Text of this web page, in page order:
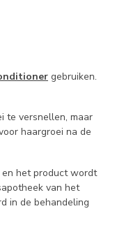
gebruiken.
te versnellen, maar
haargroei na de
en het product wordt
van het
in de behandeling